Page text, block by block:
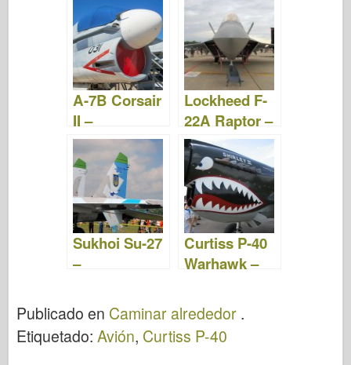
Videos
A-7B Corsair
II –
WalkAround
Lockheed F-
22A Raptor –
Fotos y Video
Sukhoi Su-27
–
Curtiss P-40
Warhawk –
Publicado en Caminar alrededor .
Etiquetado: Avión, Curtiss P-40